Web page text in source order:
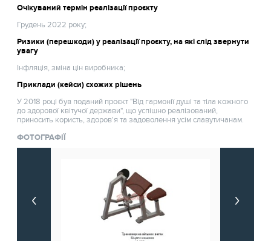
Очікуваний термін реалізації проєкту
Грудень 2022 року;
Ризики (перешкоди) у реалізації проєкту, на які слід звернути
увагу
Інфляція, зміна цін виробника;
Приклади (кейси) схожих рішень
У 2018 році був поданий проєкт "Від гармонії душі та тіла кожного
до здорової квітучої держави", що успішно реалізований,
приносить користь, здоров'я та задоволення усім славутичанам.
ФОТОГРАФІЇ